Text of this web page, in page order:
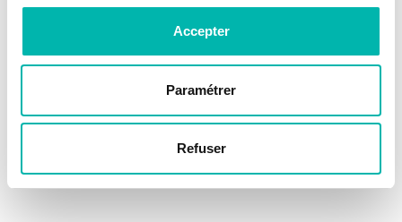
Accepter
Paramétrer
Refuser